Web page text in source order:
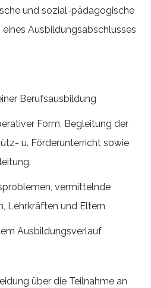
und sozial-pädagogische
Ausbildungsabschlusses
Berufsausbildung
Form, Begleitung der
u. Förderunterricht sowie
vermittelnde
Lehrkräften und Eltern
Ausbildungsverlauf
über die Teilnahme an